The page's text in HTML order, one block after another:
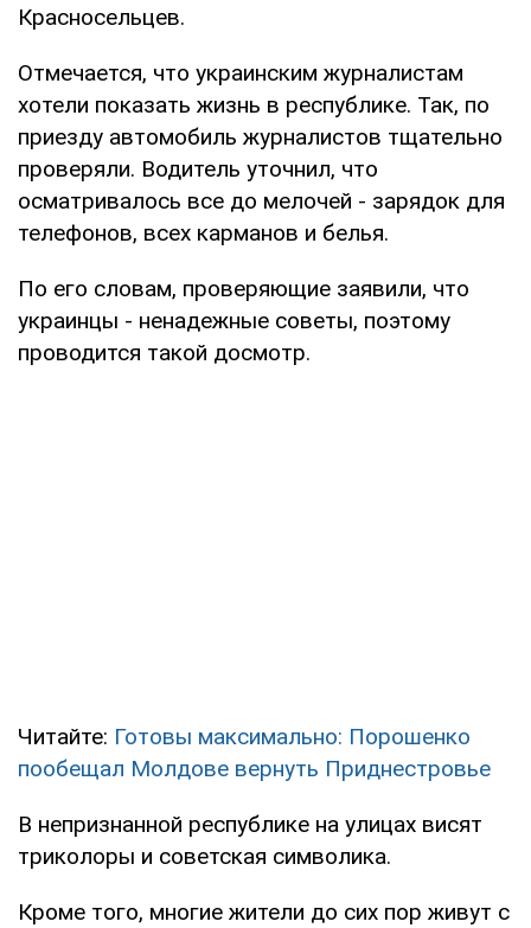
Красносельцев.
Отмечается, что украинским журналистам
хотели показать жизнь в республике. Так, по
приезду автомобиль журналистов тщательно
проверяли. Водитель уточнил, что
осматривалось все до мелочей - зарядок для
телефонов, всех карманов и белья.
По его словам, проверяющие заявили, что
украинцы - ненадежные советы, поэтому
проводится такой досмотр.
Читайте: Готовы максимально: Порошенко
пообещал Молдове вернуть Приднестровье
В непризнанной республике на улицах висят
триколоры и советская символика.
Кроме того, многие жители до сих пор живут с